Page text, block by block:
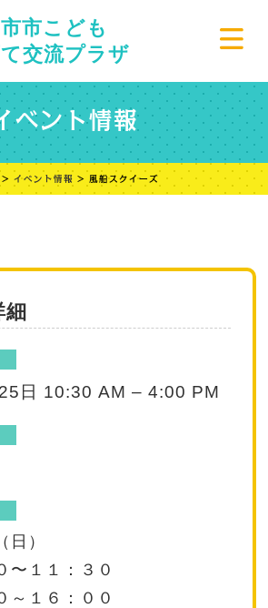
市こども
交流プラザ
ベント情報
> イベント情報 > 風船スクイーズ
細
日 10:30 AM –4:00 PM
日）
１１：３０
１６：００